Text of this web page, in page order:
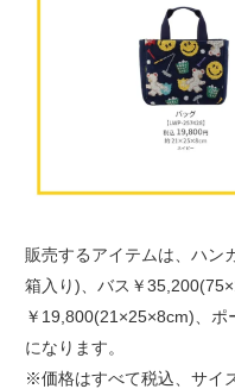
販売するアイテムは、ハン
箱入り)、バス￥
￥19,800(21×25×8cm)、
になります。
※価格はすべて税込、サイ